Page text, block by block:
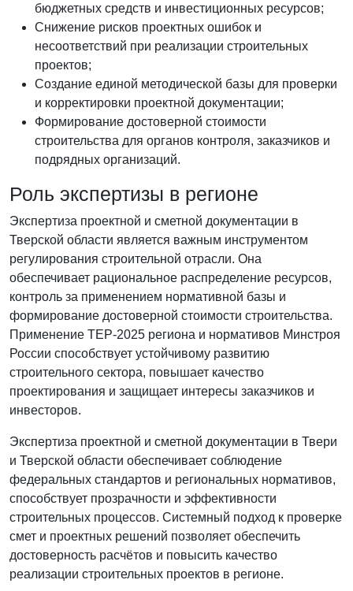
бюджетных средств и инвестиционных ресурсов;
Снижение рисков проектных ошибок и
несоответствий при реализации строительных
проектов;
Создание единой методической базы для проверки
и корректировки проектной документации;
Формирование достоверной стоимости
строительства для органов контроля, заказчиков и
подрядных организаций.
Роль экспертизы в регионе
Экспертиза проектной и сметной документации в
Тверской области является важным инструментом
регулирования строительной отрасли. Она
обеспечивает рациональное распределение ресурсов,
контроль за применением нормативной базы и
формирование достоверной стоимости строительства.
Применение ТЕР-2025 региона и нормативов Минстроя
России способствует устойчивому развитию
строительного сектора, повышает качество
проектирования и защищает интересы заказчиков и
инвесторов.
Экспертиза проектной и сметной документации в Твери
и Тверской области обеспечивает соблюдение
федеральных стандартов и региональных нормативов,
способствует прозрачности и эффективности
строительных процессов. Системный подход к проверке
смет и проектных решений позволяет обеспечить
достоверность расчётов и повысить качество
реализации строительных проектов в регионе.